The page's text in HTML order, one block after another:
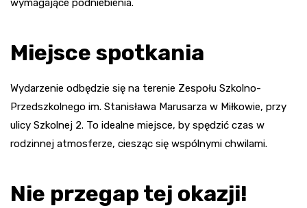
wymagające podniebienia.
Miejsce spotkania
Wydarzenie odbędzie się na terenie Zespołu Szkolno-
Przedszkolnego im. Stanisława Marusarza w Miłkowie, przy
ulicy Szkolnej 2. To idealne miejsce, by spędzić czas w
rodzinnej atmosferze, ciesząc się wspólnymi chwilami.
Nie przegap tej okazji!